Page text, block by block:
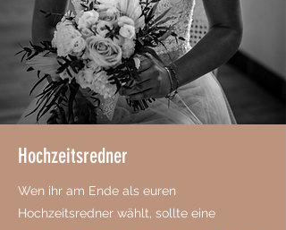
Hochzeitsredner
Wen ihr am Ende als euren
Hochzeitsredner wählt, sollte eine